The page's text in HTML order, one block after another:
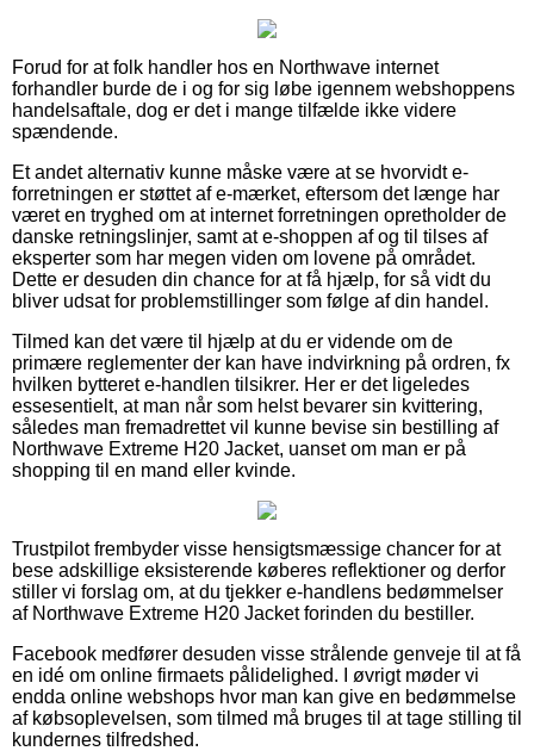
Forud for at folk handler hos en Northwave internet
forhandler burde de i og for sig løbe igennem webshoppens
handelsaftale, dog er det i mange tilfælde ikke videre
spændende.
Et andet alternativ kunne måske være at se hvorvidt e-
forretningen er støttet af e-mærket, eftersom det længe har
været en tryghed om at internet forretningen opretholder de
danske retningslinjer, samt at e-shoppen af og til tilses af
eksperter som har megen viden om lovene på området.
Dette er desuden din chance for at få hjælp, for så vidt du
bliver udsat for problemstillinger som følge af din handel.
Tilmed kan det være til hjælp at du er vidende om de
primære reglementer der kan have indvirkning på ordren, fx
hvilken bytteret e-handlen tilsikrer. Her er det ligeledes
essesentielt, at man når som helst bevarer sin kvittering,
således man fremadrettet vil kunne bevise sin bestilling af
Northwave Extreme H20 Jacket, uanset om man er på
shopping til en mand eller kvinde.
Trustpilot frembyder visse hensigtsmæssige chancer for at
bese adskillige eksisterende køberes reflektioner og derfor
stiller vi forslag om, at du tjekker e-handlens bedømmelser
af Northwave Extreme H20 Jacket forinden du bestiller.
Facebook medfører desuden visse strålende genveje til at få
en idé om online firmaets pålidelighed. I øvrigt møder vi
endda online webshops hvor man kan give en bedømmelse
af købsoplevelsen, som tilmed må bruges til at tage stilling til
kundernes tilfredshed.